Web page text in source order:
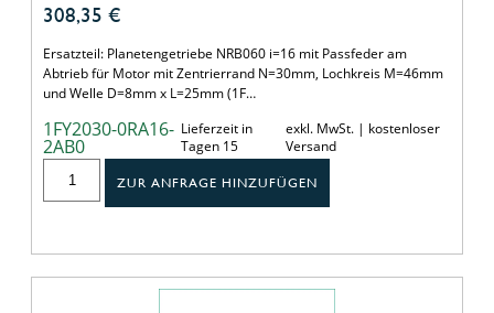
308,35 €
Ersatzteil: Planetengetriebe NRB060 i=16 mit Passfeder am
Abtrieb für Motor mit Zentrierrand N=30mm, Lochkreis M=46mm
und Welle D=8mm x L=25mm (1F…
1FY2030-0RA16-
2AB0
Lieferzeit in
Tagen 15
exkl. MwSt. | kostenloser
Versand
ZUR ANFRAGE HINZUFÜGEN